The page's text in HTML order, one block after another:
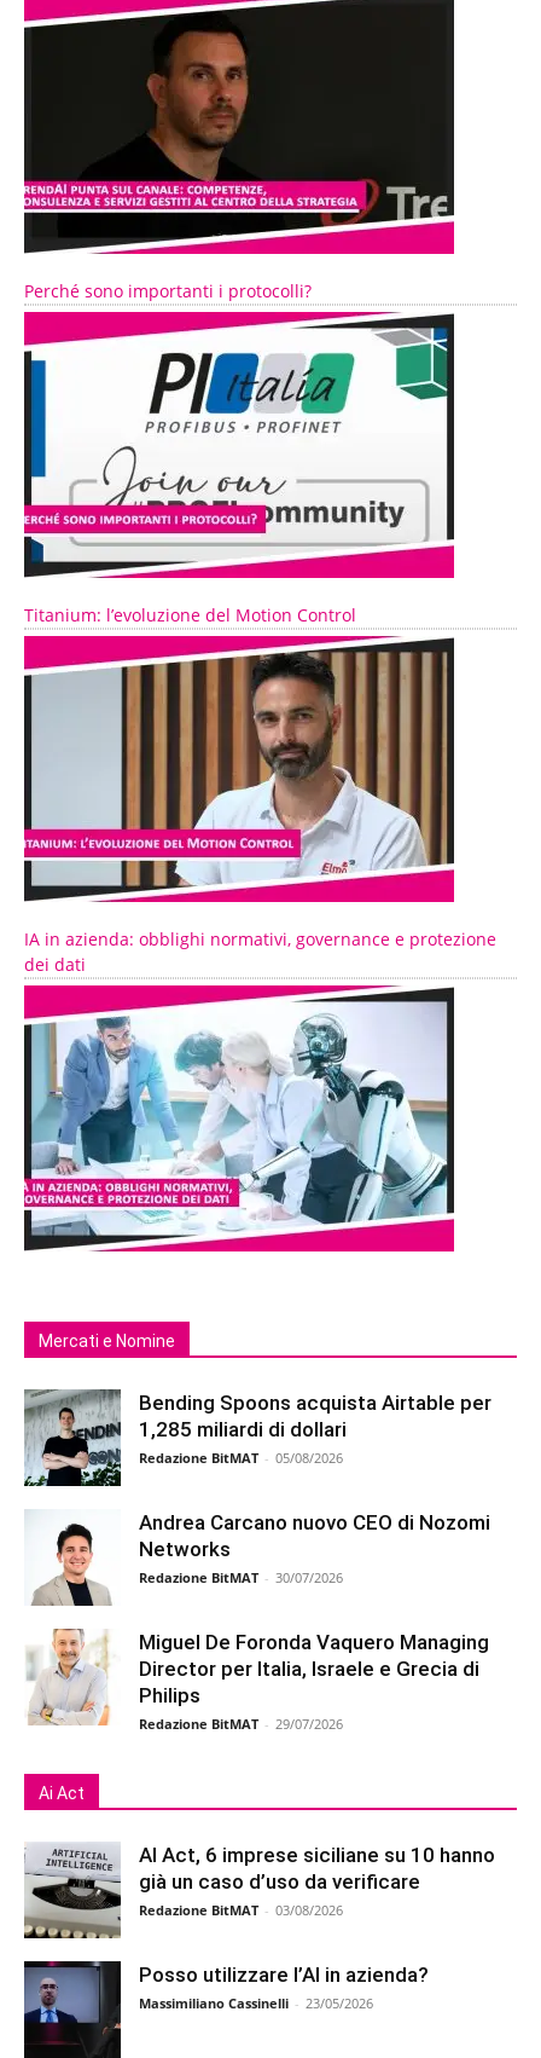
Perché sono importanti i protocolli?
Titanium: l’evoluzione del Motion Control
IA in azienda: obblighi normativi, governance e protezione
dei dati
Mercati e Nomine
Bending Spoons acquista Airtable per
1,285 miliardi di dollari
Redazione BitMAT - 05/08/2026
Andrea Carcano nuovo CEO di Nozomi
Networks
Redazione BitMAT - 30/07/2026
Miguel De Foronda Vaquero Managing
Director per Italia, Israele e Grecia di
Philips
Redazione BitMAT - 29/07/2026
Ai Act
AI Act, 6 imprese siciliane su 10 hanno
già un caso d’uso da verificare
Redazione BitMAT - 03/08/2026
Posso utilizzare l’AI in azienda?
Massimiliano Cassinelli - 23/05/2026